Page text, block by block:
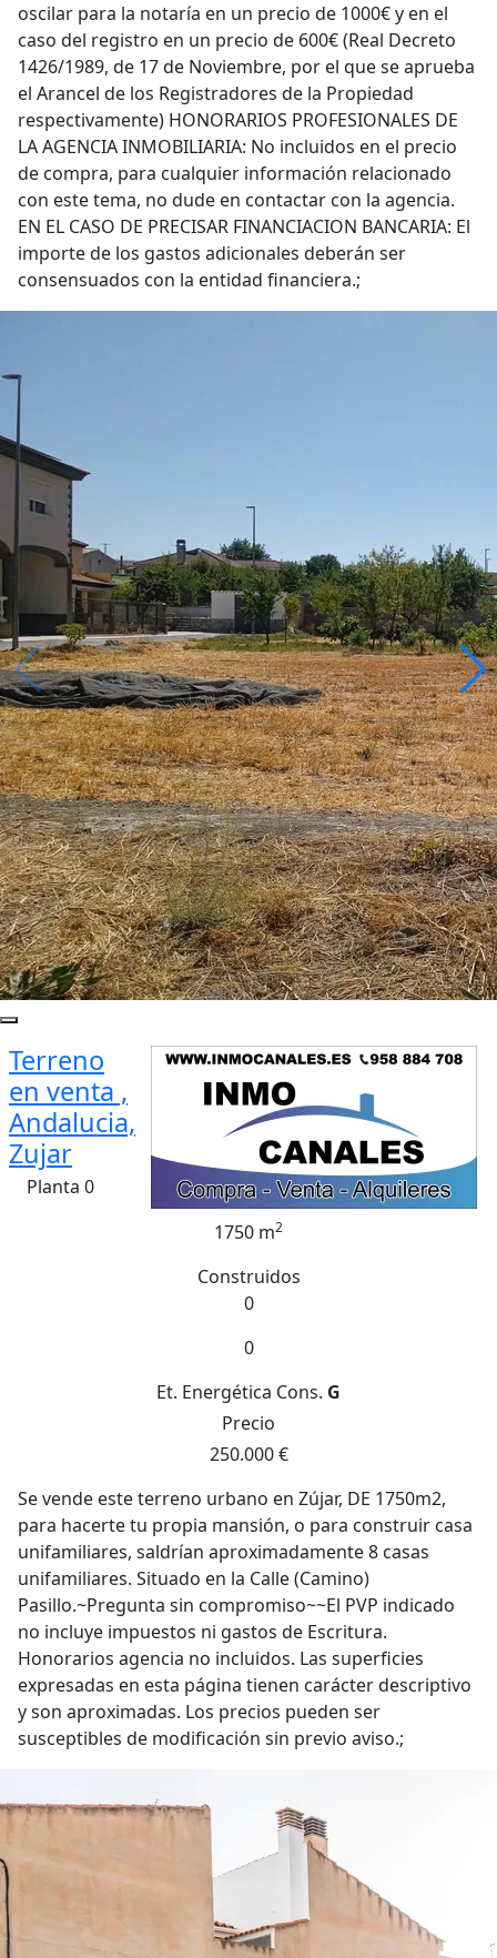
oscilar para la notaría en un precio de 1000€ y en el
caso del registro en un precio de 600€ (Real Decreto
1426/1989, de 17 de Noviembre, por el que se aprueba
el Arancel de los Registradores de la Propiedad
respectivamente) HONORARIOS PROFESIONALES DE
LA AGENCIA INMOBILIARIA: No incluidos en el precio
de compra, para cualquier información relacionado
con este tema, no dude en contactar con la agencia.
EN EL CASO DE PRECISAR FINANCIACION BANCARIA: El
importe de los gastos adicionales deberán ser
consensuados con la entidad financiera.;
Terreno
en venta ,
Andalucia,
Zujar
Planta 0
1750 m2
Construidos
0
0
Et. Energética Cons. G
Precio
250.000 €
Se vende este terreno urbano en Zújar, DE 1750m2,
para hacerte tu propia mansión, o para construir casa
unifamiliares, saldrían aproximadamente 8 casas
unifamiliares. Situado en la Calle (Camino)
Pasillo.~Pregunta sin compromiso~~El PVP indicado
no incluye impuestos ni gastos de Escritura.
Honorarios agencia no incluidos. Las superficies
expresadas en esta página tienen carácter descriptivo
y son aproximadas. Los precios pueden ser
susceptibles de modificación sin previo aviso.;